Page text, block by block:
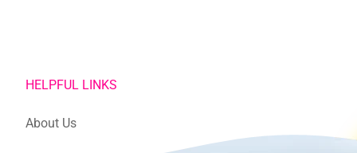
HELPFUL LINKS
About Us